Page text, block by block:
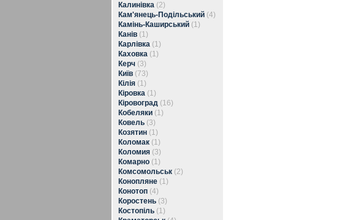
Калинівка (2)
Кам'янець-Подільський (4)
Камінь-Каширський (1)
Канів (1)
Карлівка (1)
Каховка (1)
Керч (3)
Київ (73)
Кілія (1)
Кіровка (1)
Кіровоград (16)
Кобеляки (1)
Ковель (3)
Козятин (1)
Коломак (1)
Коломия (3)
Комарно (1)
Комсомольськ (2)
Конопляне (1)
Конотоп (4)
Коростень (3)
Костопіль (1)